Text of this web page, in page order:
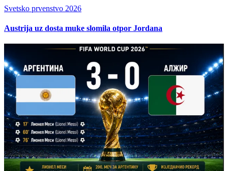
Svetsko prvenstvo 2026
Austrija uz dosta muke slomila otpor Jordana